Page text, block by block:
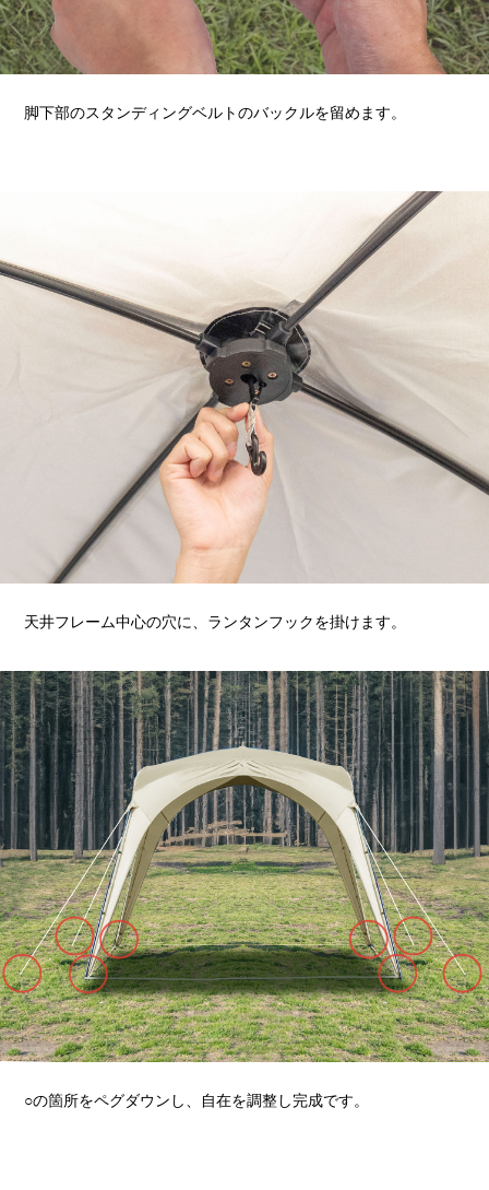
脚下部のスタンディングベルトのバックルを留めます。
天井フレーム中心の穴に、ランタンフックを掛けます。
○の箇所をペグダウンし、自在を調整し完成です。